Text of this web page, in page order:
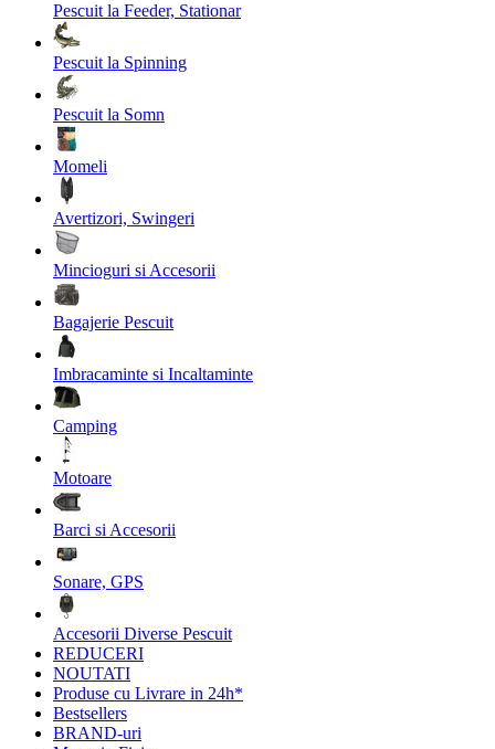
Pescuit la Feeder, Stationar
Pescuit la Spinning
Pescuit la Somn
Momeli
Avertizori, Swingeri
Mincioguri si Accesorii
Bagajerie Pescuit
Imbracaminte si Incaltaminte
Camping
Motoare
Barci si Accesorii
Sonare, GPS
Accesorii Diverse Pescuit
REDUCERI
NOUTATI
Produse cu Livrare in 24h*
Bestsellers
BRAND-uri